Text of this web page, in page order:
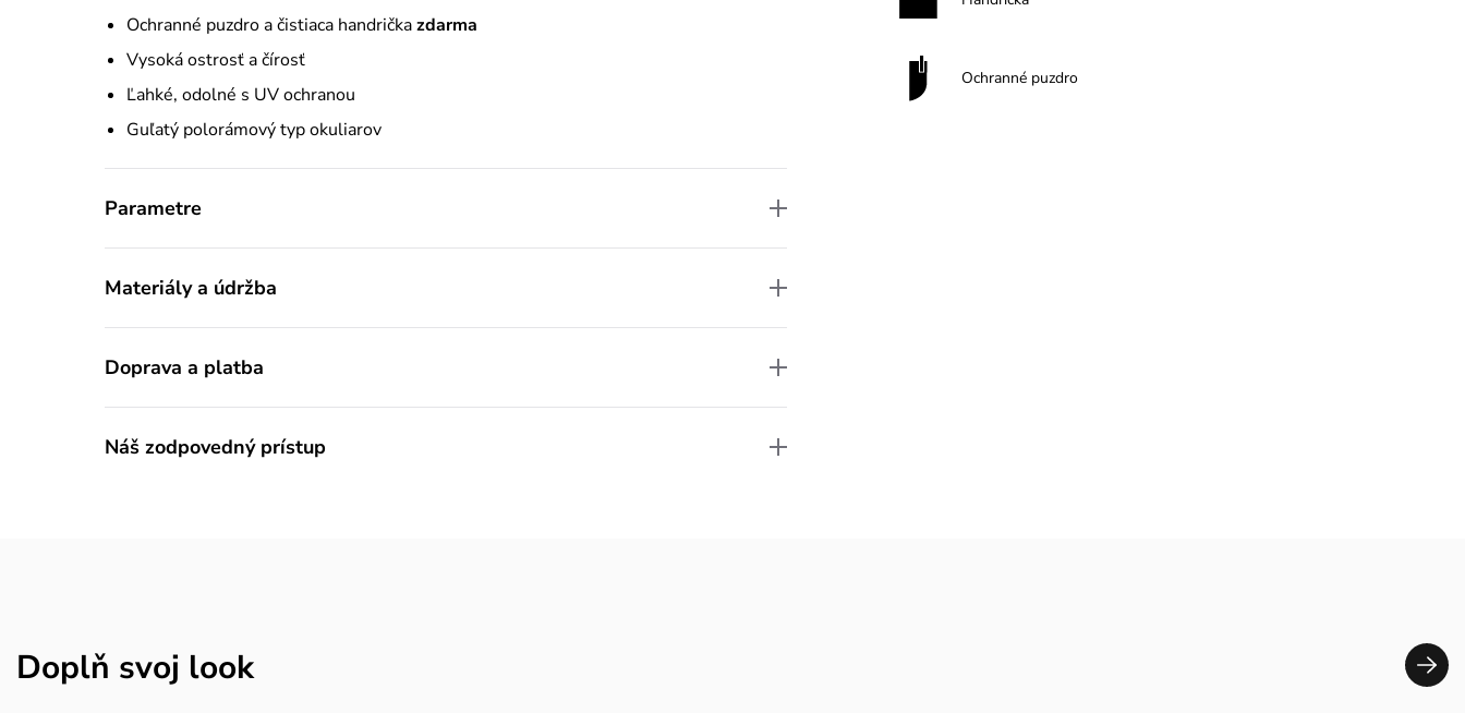
Ochranné puzdro a čistiaca handričkazdarma
Vysoká ostrosť a čírosť
Ľahké, odolné s UV ochranou
Guľatý polorámový typ okuliarov
Parametre
Materiály a údržba
Doprava a platba
Náš zodpovedný prístup
Ochranné puzdro
Doplň svoj look